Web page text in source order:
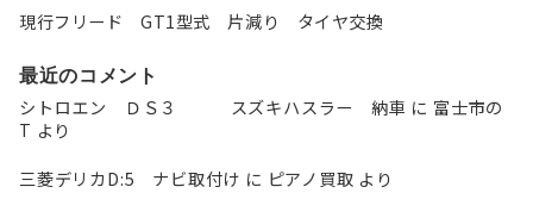
現行フリード GT1型式 片減り タイヤ交換
最近のコメント
シトロエン ＤＳ３ スズキハスラー 納車 に 富士市の
T より
三菱デリカD:5 ナビ取付け に ピアノ買取 より